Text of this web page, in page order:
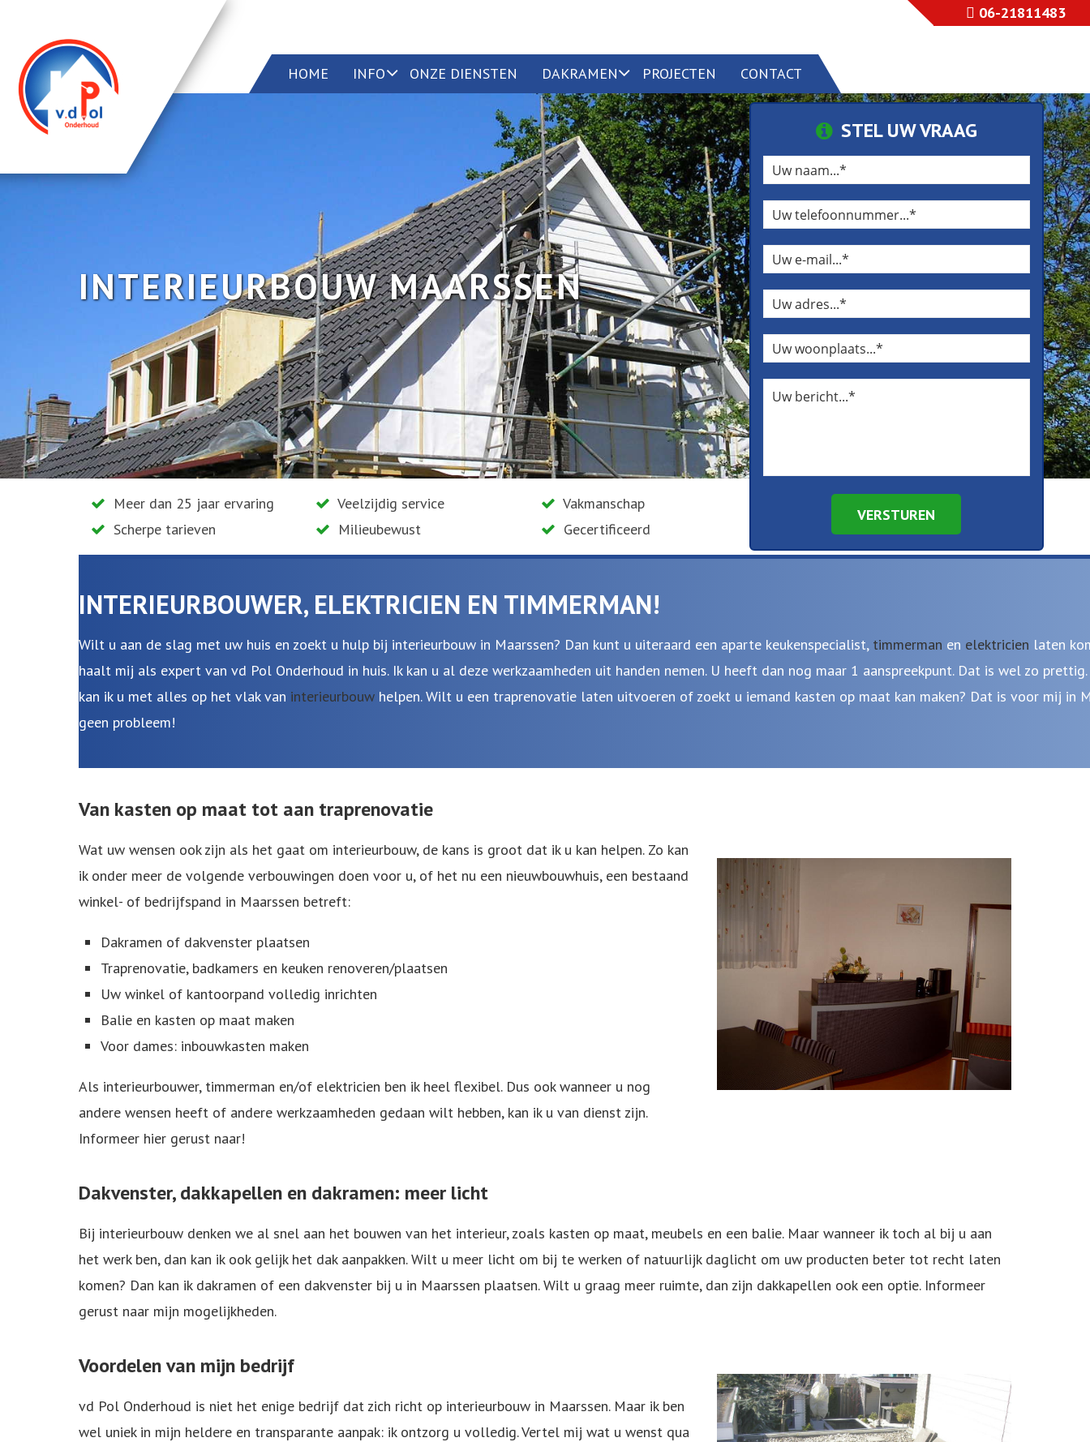
Home
Info
06-21811483
HOME INFO ONZE DIENSTEN DAKRAMEN PROJECTEN CONTACT
INTERIEURBOUW MAARSSEN
STEL UW VRAAG
VERSTUREN
Meer dan 25 jaar ervaring Veelzijdig service
Vakmanschap
Scherpe tarieven
Milieubewust Gecertificeerd
INTERIEURBOUWER, ELEKTRICIEN EN TIMMERMAN!
Wilt u aan de slag met uw huis en zoekt u hulp bij interieurbouw in Maarssen? Dan kunt u uiteraard een aparte keukenspecialist, timmerman en elektricien laten
haalt mij als expert van vd Pol Onderhoud in huis. Ik kan u al deze werkzaamheden uit handen nemen. U heeft dan nog maar 1 aanspreekpunt. Dat is wel zo
kan ik u met alles op het vlak van interieurbouw helpen. Wilt u een traprenovatie laten uitvoeren of zoekt u iemand kasten op maat kan maken? Dat is voor mij in
geen probleem!
Van kasten op maat tot aan traprenovatie
Wat uw wensen ook zijn als het gaat om interieurbouw, de kans is groot dat ik u kan helpen. Zo kan
ik onder meer de volgende verbouwingen doen voor u, of het nu een nieuwbouwhuis, een bestaand
winkel- of bedrijfspand in Maarssen betreft:
Dakramen of dakvenster plaatsen
Traprenovatie, badkamers en keuken renoveren/plaatsen
Uw winkel of kantoorpand volledig inrichten
Balie en kasten op maat maken
Voor dames: inbouwkasten maken
Als interieurbouwer, timmerman en/of elektricien ben ik heel flexibel. Dus ook wanneer u nog
andere wensen heeft of andere werkzaamheden gedaan wilt hebben, kan ik u van dienst zijn.
Informeer hier gerust naar!
Dakvenster, dakkapellen en dakramen: meer licht
Bij interieurbouw denken we al snel aan het bouwen van het interieur, zoals kasten op maat, meubels en een balie. Maar wanneer ik toch al bij u aan
het werk ben, dan kan ik ook gelijk het dak aanpakken. Wilt u meer licht om bij te werken of natuurlijk daglicht om uw producten beter tot recht laten
komen? Dan kan ik dakramen of een dakvenster bij u in Maarssen plaatsen. Wilt u graag meer ruimte, dan zijn dakkapellen ook een optie. Informeer
gerust naar mijn mogelijkheden.
Voordelen van mijn bedrijf
vd Pol Onderhoud is niet het enige bedrijf dat zich richt op interieurbouw in Maarssen. Maar ik ben
wel uniek in mijn heldere en transparante aanpak: ik ontzorg u volledig. Vertel mij wat u wenst qua